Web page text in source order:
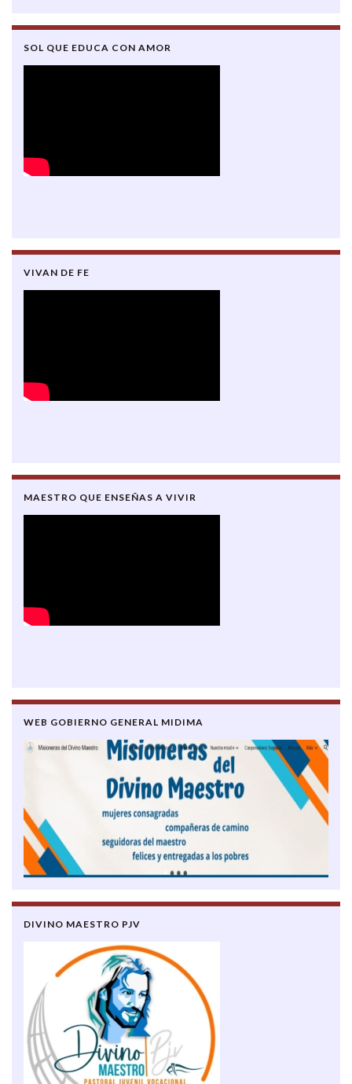
SOL QUE EDUCA CON AMOR
VIVAN DE FE
MAESTRO QUE ENSEÑAS A VIVIR
WEB GOBIERNO GENERAL MIDIMA
DIVINO MAESTRO PJV